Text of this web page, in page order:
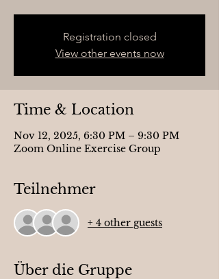
Registration closed
View other events now
Time & Location
Nov 12, 2025, 6:30 PM – 9:30 PM
Zoom Online Exercise Group
Teilnehmer
+ 4 other guests
Über die Gruppe